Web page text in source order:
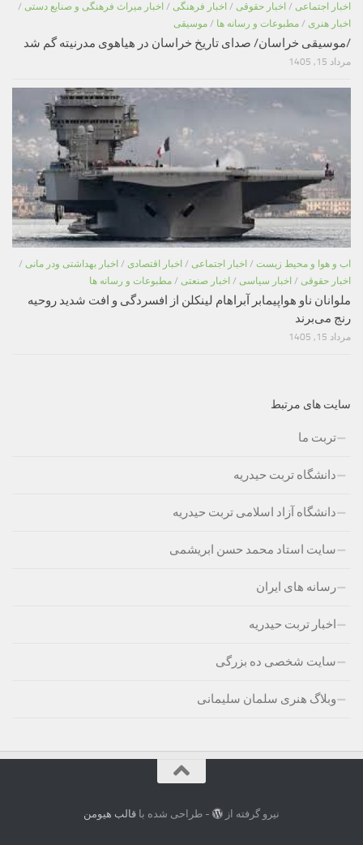
اخبار اجتماعی / اخبار حقوقی / اخبار فرهنگی / اخبار میراث فرهنگی و صنایع دستی /
اخبار هنری / مطبوعات و رسانه ها / موسیقی
/موسیقی خراسان/ صدای تاریخ خراسان در هیاهوی مدرنیته گم شد
مرداد 15, 1405
اب و هوا و محیط زیست / اخبار اجتماعی / اخبار اقتصادی / اخبار بهداشتی ودر مانی /
اخبار حقوقی / اخبار سیاسی / اخبار صنعتی / مطبوعات و رسانه ها
ملوانان ناو هواپیمابر آبراهام لینکلن از افسردگی و افت شدید روحیه
رنج می‌برند
مرداد 15, 1405
سایت های مرتبط
تربت ما
دانشگاه تربت حیدریه
دانشگاه آزاد اسلامی تربت حیدریه
سایت استاد محمد حسن ابریشمی
رسانه های ایران
اخبار تربت حیدریه
سایت شخصی ده بزرگی
وبلاگ هنری سلمان سلیمانی
نیرو گرفته از - طراحی شده باقالب هیومن